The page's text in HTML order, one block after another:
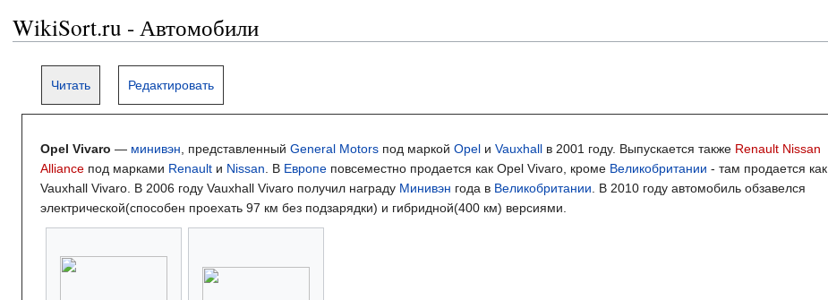
WikiSort.ru - Автомобили
Читать Редактировать
Opel Vivaro — минивэн , представленный General Motors под маркой Opel и Vauxhall в 2001 году. Выпускается также Renault Nissan
Alliance под марками Renault и Nissan . В Европе повсеместно продается как Opel Vivaro, кроме Великобритании - там продается как
Vauxhall Vivaro. В 2006 году Vauxhall Vivaro получил награду Минивэн года в Великобритании . В 2010 году автомобиль обзавелся
электрической(способен проехать 97 км без подзарядки) и гибридной(400 км) версиями.